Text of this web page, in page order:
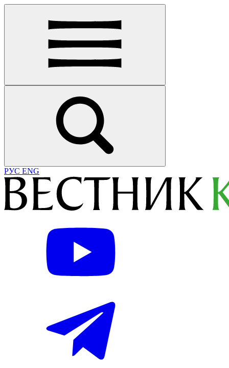
РУС ENG